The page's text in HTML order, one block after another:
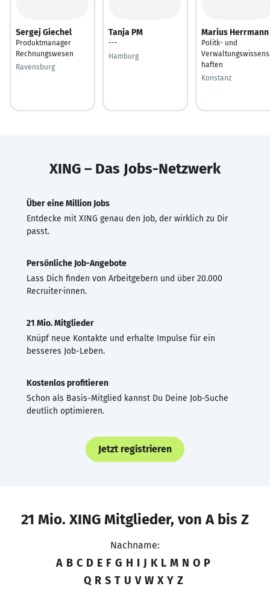
Sergej Giechel
Produktmanager
Rechnungswesen
Ravensburg
Tanja PM
---
Hamburg
Marius Herrmann
Politk- und
haften
Konstanz
XING – Das Jobs-Netzwerk
Über eine Million Jobs
Entdecke mit XING genau den Job, der wirklich zu Dir
passt.
Persönliche Job-Angebote
Lass Dich finden von Arbeitgebern und über 20.000
Recruiter·innen.
21 Mio. Mitglieder
Knüpf neue Kontakte und erhalte Impulse für ein
besseres Job-Leben.
Kostenlos profitieren
Schon als Basis-Mitglied kannst Du Deine Job-Suche
deutlich optimieren.
Jetzt registrieren
21 Mio. XING Mitglieder, von A bis Z
Nachname:
A B C D E F G H I J K L M N O P
Q R S T U V W X Y Z